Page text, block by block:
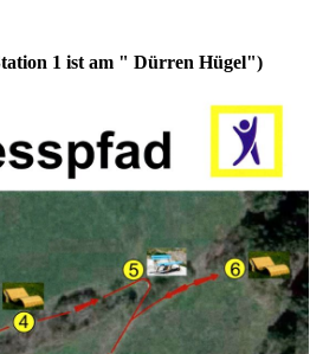
Hügel")